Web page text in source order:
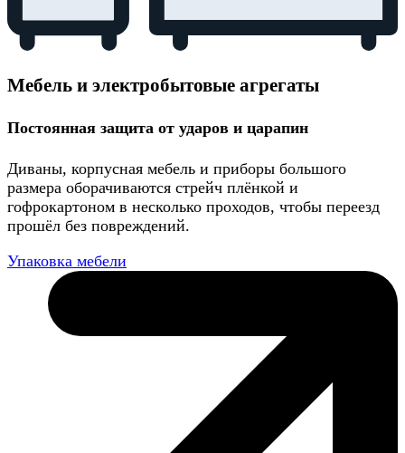
Мебель и электробытовые агрегаты
Постоянная защита от ударов и царапин
Диваны, корпусная мебель и приборы большого
размера оборачиваются стрейч плёнкой и
гофрокартоном в несколько проходов, чтобы переезд
прошёл без повреждений.
Упаковка мебели